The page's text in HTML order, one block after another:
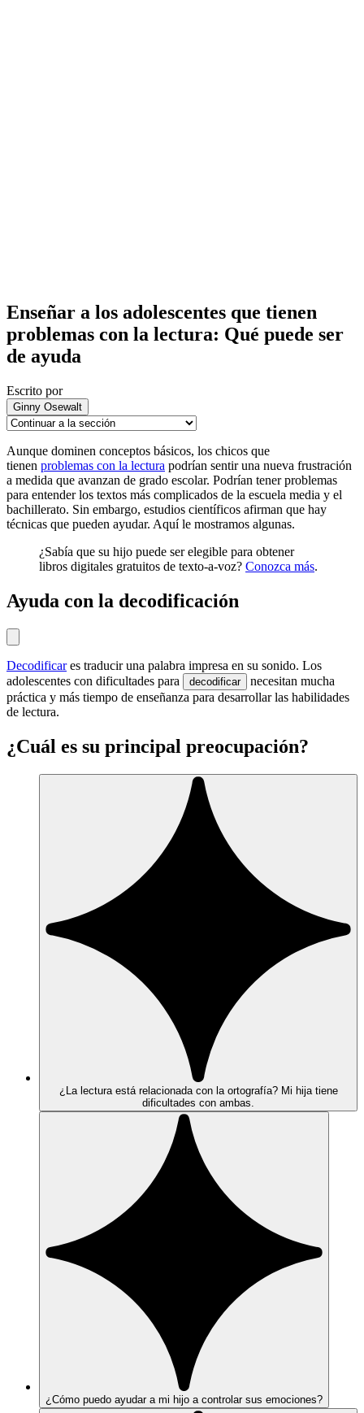
Enseñar a los adolescentes que tienen
problemas con la lectura: Qué puede ser
de ayuda
Escrito por
Ginny Osewalt
Aunque dominen conceptos básicos, los chicos que
tienen problemas con la lectura podrían sentir una nueva frustración
a medida que avanzan de grado escolar. Podrían tener problemas
para entender los textos más complicados de la escuela media y el
bachillerato. Sin embargo, estudios científicos afirman que hay
técnicas que pueden ayudar. Aquí le mostramos algunas.
¿Sabía que su hijo puede ser elegible para obtener
libros digitales gratuitos de texto-a-voz? Conozca más.
Ayuda con la decodificación
Decodificares traducir una palabra impresa en su sonido. Los
adolescentes con dificultades para
decodificar
necesitan mucha
práctica y más tiempo de enseñanza para desarrollar las habilidades
de lectura.
¿Cuál es su principal preocupación?
¿La lectura está relacionada con la ortografía? Mi hija tiene
dificultades con ambas.
¿Cómo puedo ayudar a mi hijo a controlar sus emociones?